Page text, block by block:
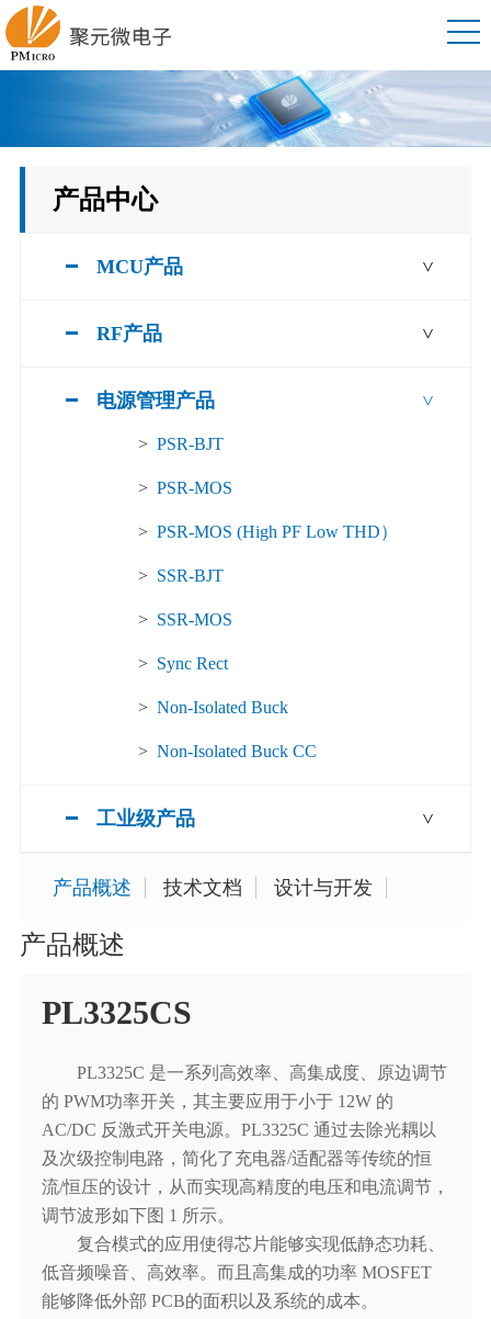
产品中心
MCU产品 >
RF产品 >
电源管理产品 >
> PSR-BJT
> PSR-MOS
> PSR-MOS (High PF Low THD）
> SSR-BJT
> SSR-MOS
> Sync Rect
> Non-Isolated Buck
> Non-Isolated Buck CC
工业级产品 >
产品概述 技术文档 设计与开发
产品概述
PL3325CS
PL3325C 是一系列高效率、高集成度、原边调节
的 PWM功率开关，其主要应用于小于 12W 的
AC/DC 反激式开关电源。PL3325C 通过去除光耦以
及次级控制电路，简化了充电器/适配器等传统的恒
流/恒压的设计，从而实现高精度的电压和电流调节，
调节波形如下图 1 所示。
复合模式的应用使得芯片能够实现低静态功耗、
低音频噪音、高效率。而且高集成的功率 MOSFET
能够降低外部 PCB的面积以及系统的成本。